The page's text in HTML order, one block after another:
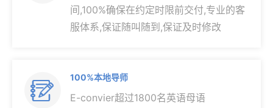
间,100%确保在约定时限前交付,专业的客
服体系,保证随叫随到,保证及时修改

100%本地导师
E-convier超过1800名英语母语